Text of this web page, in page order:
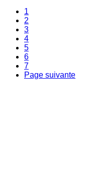
1
2
3
4
5
6
7
Page suivante